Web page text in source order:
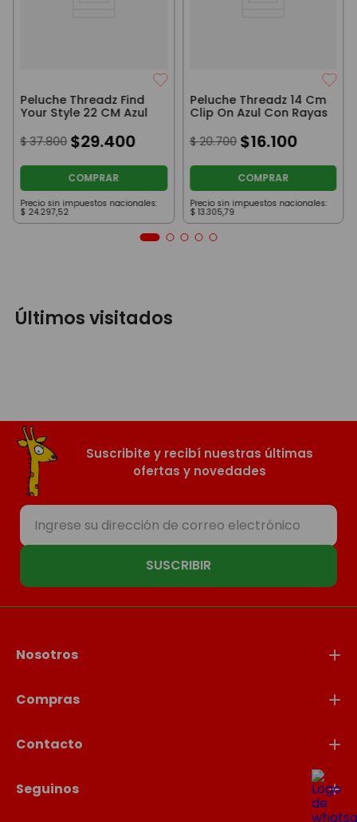
Peluche Threadz Find
Your Style 22 CM Azul
$ 37.800 $29.400
COMPRAR
Precio sin impuestos nacionales:
$ 24.297,52
Peluche Threadz 14 Cm
Clip On Azul Con Rayas
$ 20.700 $16.100
COMPRAR
Precio sin impuestos nacionales:
$ 13.305,79
Últimos visitados
Suscribite y recibí nuestras últimas
ofertas y novedades
SUSCRIBIR
Nosotros
Compras
Contacto
Seguinos